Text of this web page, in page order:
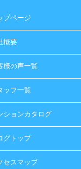
プページ
概要
様の声一覧
ッフ一覧
ションカタログ
グトップ
セスマップ